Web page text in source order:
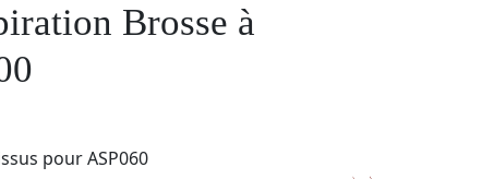
Brosse à
pour ASP060